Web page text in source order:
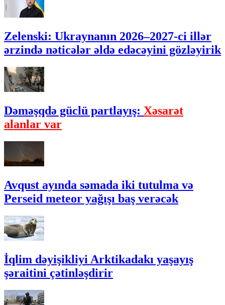
Zelenski: Ukraynanın 2026–2027-ci illər
ərzində nəticələr əldə edəcəyini gözləyirik
Dəməşqdə güclü partlayış: Xəsarət
alanlar var
Avqust ayında səmada iki tutulma və
Perseid meteor yağışı baş verəcək
İqlim dəyişikliyi Arktikadakı yaşayış
şəraitini çətinləşdirir